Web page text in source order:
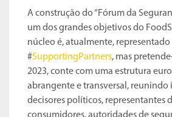
A construção do “Fórum da
um dos grandes objetivos do
núcleo é, atualmente, representado
#SupportingPartners, mas
2023, conte com uma estrutura
abrangente e transversal, reunindo
decisores políticos, representantes